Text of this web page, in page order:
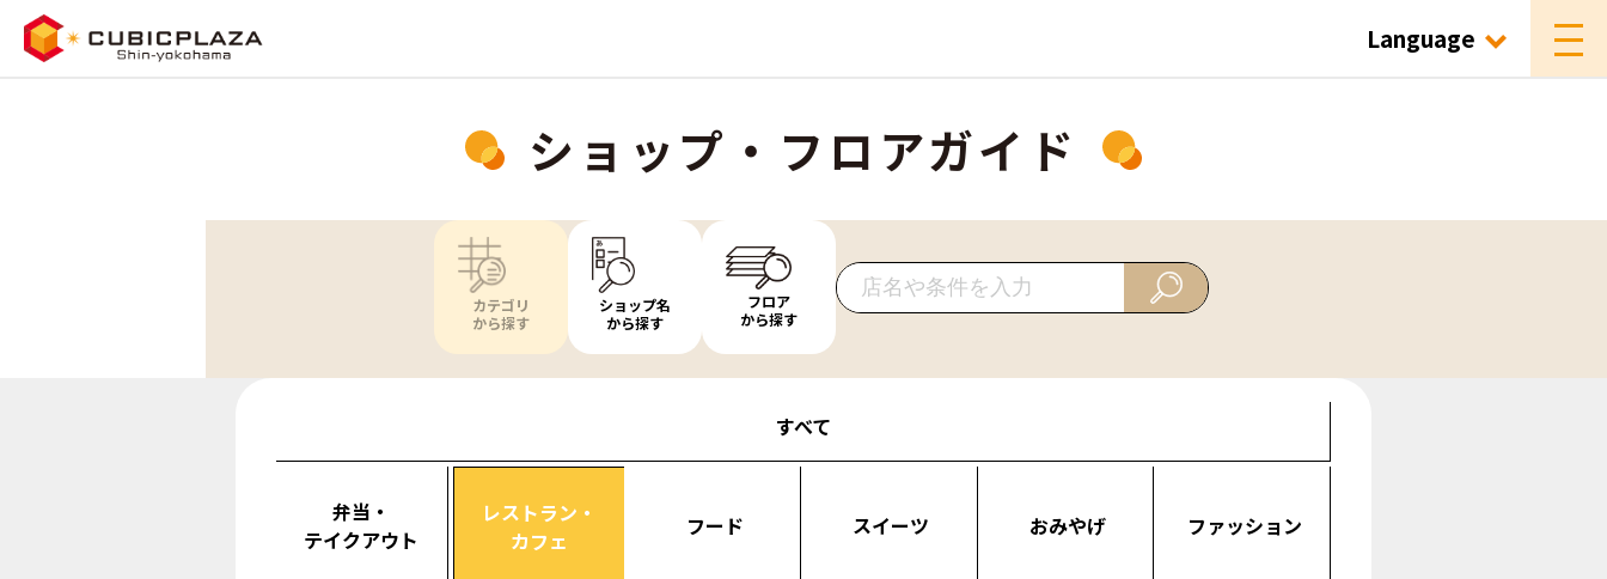
Language
ショップ・フロアガイド
カテゴリ
から探す
ショップ名
から探す
フロア
から探す
すべて
弁当・
テイクアウト
レストラン・
カフェ
フード スイーツ おみやげ ファッション